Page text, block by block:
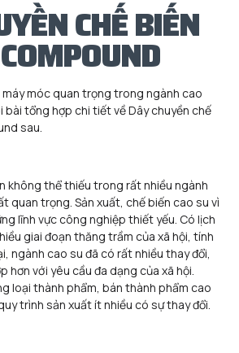
CHẾ BIẾN
móc quan trọng trong ngành cao
tổng hợp chi tiết về Dây chuyền chế
sau.
không thể thiếu trong rất nhiều ngành
quan trọng. Sản xuất, chế biến cao su vì
lĩnh vực công nghiệp thiết yếu. Có lịch
giai đoạn thăng trầm của xã hội, tính
ngành cao su đã có rất nhiều thay đổi,
hơn với yêu cầu đa dạng của xã hội.
loại thành phẩm, bán thành phẩm cao
trình sản xuất ít nhiều có sự thay đổi.